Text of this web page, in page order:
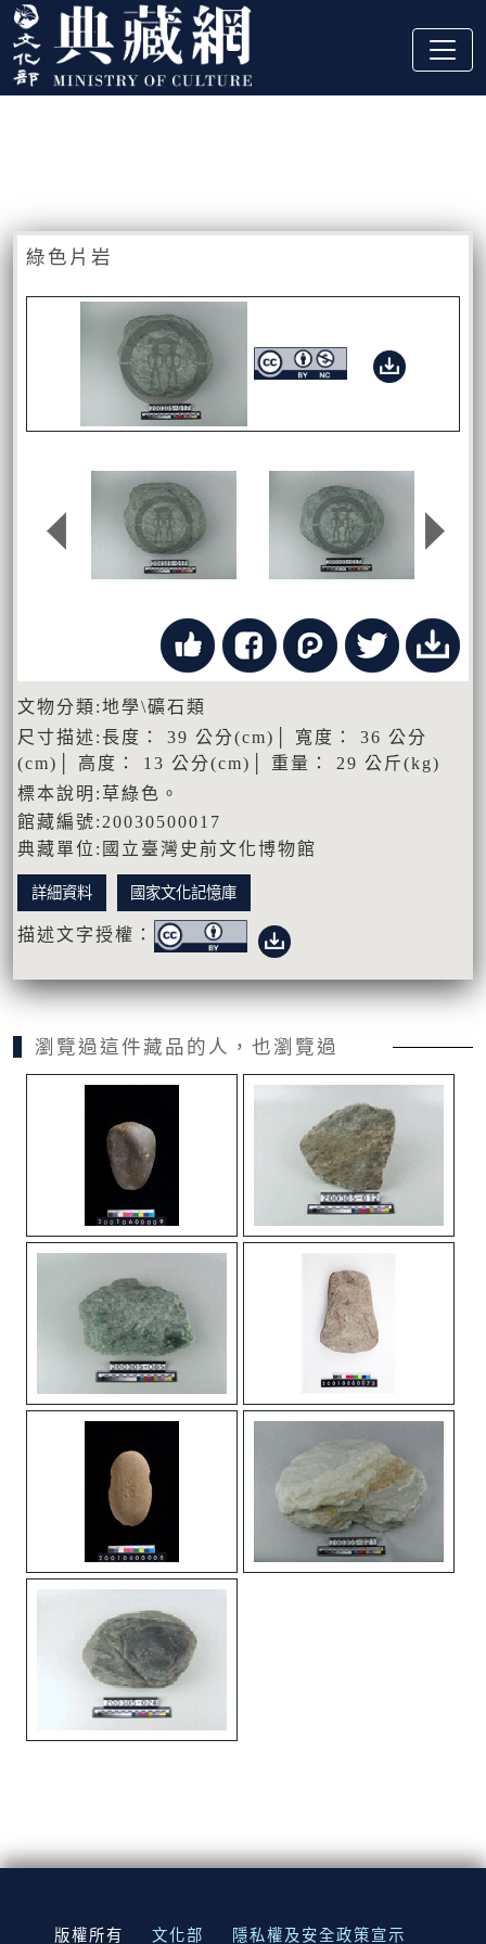
跳到主要內容
:::
綠色片岩
文物分類:地學\礦石類
尺寸描述:長度： 39 公分(cm)│ 寬度： 36 公分
(cm)│ 高度： 13 公分(cm)│ 重量： 29 公斤(kg)
標本說明:草綠色。
館藏編號:20030500017
典藏單位:國立臺灣史前文化博物館
詳細資料 國家文化記憶庫
描述文字授權：
瀏覽過這件藏品的人，也瀏覽過
:::
版權所有 文化部 隱私權及安全政策宣示